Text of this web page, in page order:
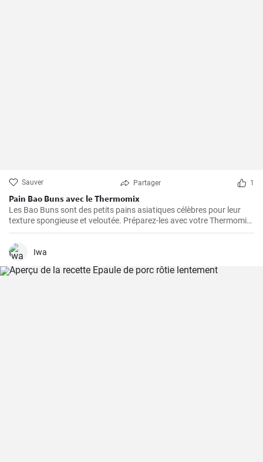
Sauver Partager 1
Pain Bao Buns avec le Thermomix
Les Bao Buns sont des petits pains asiatiques célèbres pour leur
texture spongieuse et veloutée. Préparez-les avec votre Thermomix
pour un résultat excitant et délicieux, en faisant d'abord cuire la
pâte à la vapeur, puis en la fourrant. Pour réussir vos Bao Buns, il
est essentiel de laisser la pâte durcir suffisamment longtemps.
Iwa